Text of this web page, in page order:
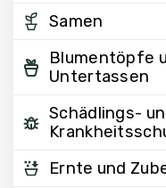
Samen
Blumentöpfe
Untertassen
Schädlings-
Ernte und